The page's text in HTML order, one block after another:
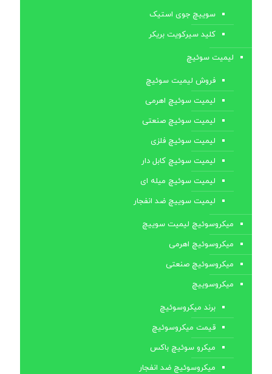
سوییچ جوی استیک
کلید سیرکویت بریکر
لیمیت سوئیچ
فروش لیمیت سوئیچ
لیمیت سوئیچ اهرمی
لیمیت سوئیچ صنعتی
لیمیت سوئیچ فلزی
لیمیت سوئیچ کابل ‌دار
لیمیت سوئیچ میله ای
لیمیت سوییچ ضد انفجار
میکروسوئیچ لیمیت سوییچ
میکروسوئیچ اهرمی
میکروسوئیچ صنعتی
میکروسوییچ
برند میکروسوئیچ
قیمت میکروسوئیچ
میکرو سوئیچ باکس
میکروسوئیچ ضد انفجار